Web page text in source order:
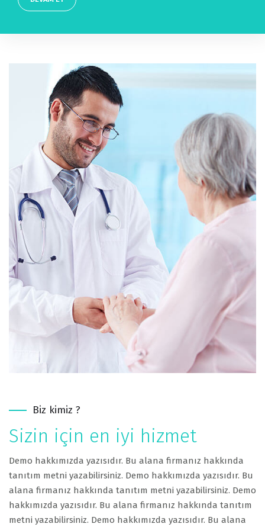
Biz kimiz ?
Sizin için en iyi hizmet
Demo hakkımızda yazısıdır. Bu alana firmanız hakkında
tanıtım metni yazabilirsiniz. Demo hakkımızda yazısıdır. Bu
alana firmanız hakkında tanıtım metni yazabilirsiniz. Demo
hakkımızda yazısıdır. Bu alana firmanız hakkında tanıtım
metni yazabilirsiniz. Demo hakkımızda yazısıdır. Bu alana